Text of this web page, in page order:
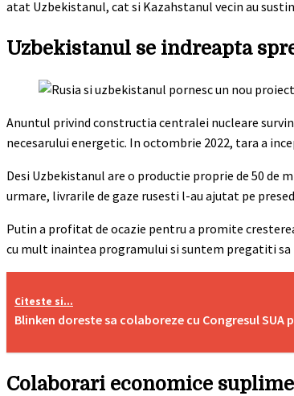
atat Uzbekistanul, cat si Kazahstanul vecin au
Uzbekistanul se indreapta
Anuntul privind constructia centralei nucleare
necesarului energetic. In octombrie 2022, tara a
Desi Uzbekistanul are o productie proprie de 50 de
urmare, livrarile de gaze rusesti l-au ajutat pe
Putin a profitat de ocazie pentru a promite
cu mult inaintea programului si suntem pregatiti sa
Citeste si...
Blinken doreste sa colaboreze cu Congresul
Colaborari economice